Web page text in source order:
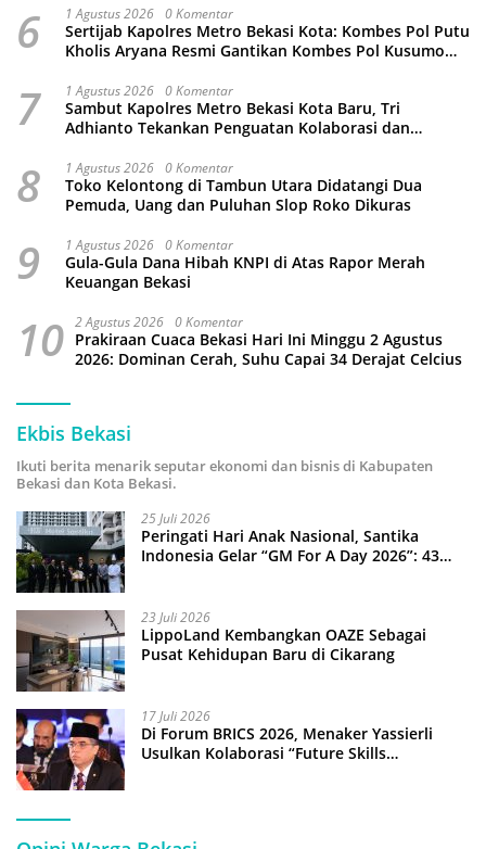
6 1 Agustus 2026 0 Komentar
Sertijab Kapolres Metro Bekasi Kota: Kombes Pol Putu
Kholis Aryana Resmi Gantikan Kombes Pol Kusumo
7 1 Agustus 2026 0 Komentar
Sambut Kapolres Metro Bekasi Kota Baru, Tri
Adhianto Tekankan Penguatan Kolaborasi dan
8 1 Agustus 2026 0 Komentar
Toko Kelontong di Tambun Utara Didatangi Dua
Pemuda, Uang dan Puluhan Slop Roko Dikuras
9 1 Agustus 2026 0 Komentar
Gula-Gula Dana Hibah KNPI di Atas Rapor Merah
Keuangan Bekasi
10 2 Agustus 2026 0 Komentar
Prakiraan Cuaca Bekasi Hari Ini Minggu 2 Agustus
2026: Dominan Cerah, Suhu Capai 34 Derajat Celcius
Ekbis Bekasi
Ikuti berita menarik seputar ekonomi dan bisnis di Kabupaten
Bekasi dan Kota Bekasi.
25 Juli 2026
Peringati Hari Anak Nasional, Santika
Indonesia Gelar “GM For A Day 2026”: 43
23 Juli 2026
LippoLand Kembangkan OAZE Sebagai
Pusat Kehidupan Baru di Cikarang
17 Juli 2026
Di Forum BRICS 2026, Menaker Yassierli
Usulkan Kolaborasi “Future Skills